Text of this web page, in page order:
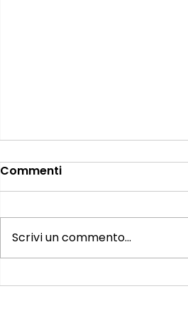
Seconda casa: quali
Commenti
Scrivi un commento...